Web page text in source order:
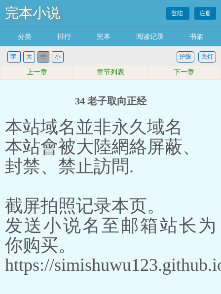
完本小说 登陆 注册
分类 排行 完本 阅读记录 书架
字: 大 中 小 关灯
护眼
上一章 章节列表 下一章
34 老子取向正经
本站域名並非永久域名
本站會被大陸網絡屏蔽、
封禁、禁止訪問.
截屏拍照记录本页。
发送小说名至邮箱站长为
你购买。
https://